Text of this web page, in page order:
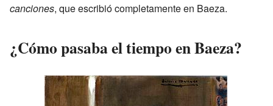
canciones, que escribió completamente en Baeza.
¿Cómo pasaba el tiempo en Baeza?